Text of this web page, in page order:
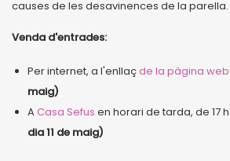
causes de les desavinences de la parella.
Venda d'entrades:
Per internet, a l'enllaçde la pàgina web
maig)
ACasa Sefus en horari de tarda, de 17 h
dia 11 de maig)